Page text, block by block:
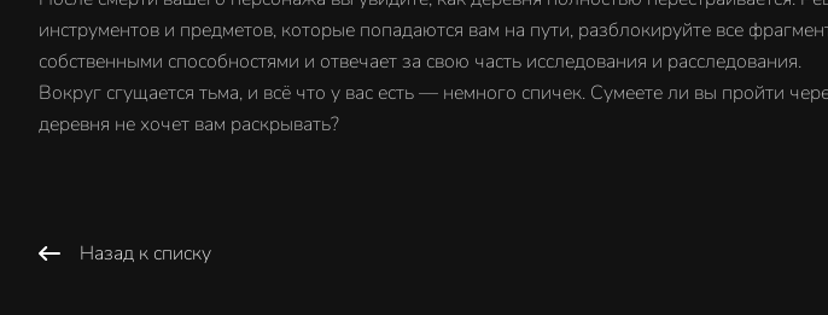
инструментов и предметов, которые попадаются вам на пути, разблокируйте все
собственными способностями и отвечает за свою часть исследования и расследования.
Вокруг сгущается тьма, и всё что у вас есть — немного спичек. Сумеете ли вы пройти
деревня не хочет вам раскрывать?
Назад к списку